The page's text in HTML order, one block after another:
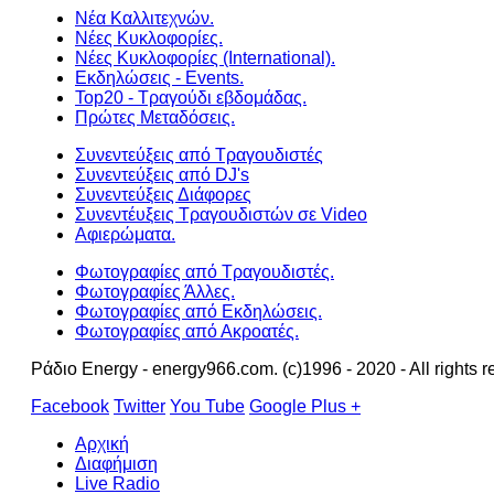
Νέα Καλλιτεχνών.
Νέες Κυκλοφορίες.
Νέες Κυκλοφορίες (International).
Εκδηλώσεις - Events.
Top20 - Τραγούδι εβδομάδας.
Πρώτες Μεταδόσεις.
Συνεντεύξεις από Τραγουδιστές
Συνεντεύξεις από DJ's
Συνεντεύξεις Διάφορες
Συνεντέυξεις Τραγουδιστών σε Video
Αφιερώματα.
Φωτογραφίες από Τραγουδιστές.
Φωτογραφίες Άλλες.
Φωτογραφίες από Εκδηλώσεις.
Φωτογραφίες από Ακροατές.
Ράδιο Energy - energy966.com. (c)1996 - 2020 - All rights
Facebook Twitter You Tube Google Plus +
Αρχική
Διαφήμιση
Live Radio